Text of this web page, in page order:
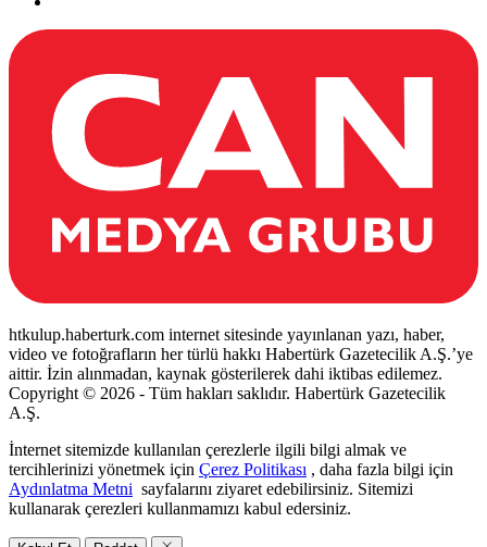
htkulup.haberturk.com internet sitesinde yayınlanan yazı, haber,
video ve fotoğrafların her türlü hakkı Habertürk Gazetecilik A.Ş.’ye
aittir. İzin alınmadan, kaynak gösterilerek dahi iktibas edilemez.
Copyright © 2026 - Tüm hakları saklıdır. Habertürk Gazetecilik
A.Ş.
İnternet sitemizde kullanılan çerezlerle ilgili bilgi almak ve
tercihlerinizi yönetmek için Çerez Politikası , daha fazla bilgi için
Aydınlatma Metni sayfalarını ziyaret edebilirsiniz. Sitemizi
kullanarak çerezleri kullanmamızı kabul edersiniz.